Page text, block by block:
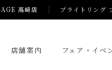
高崎店 ブライトリング
店舗案内 フェア・イベ